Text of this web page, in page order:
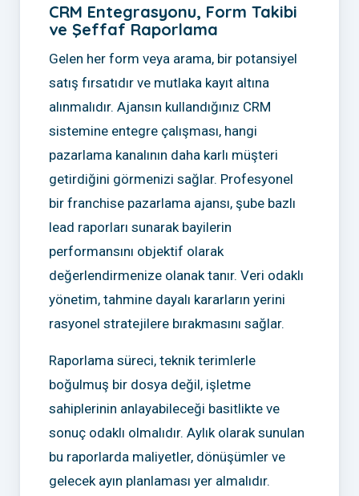
CRM Entegrasyonu, Form Takibi
ve Şeffaf Raporlama
Gelen her form veya arama, bir potansiyel
satış fırsatıdır ve mutlaka kayıt altına
alınmalıdır. Ajansın kullandığınız CRM
sistemine entegre çalışması, hangi
pazarlama kanalının daha karlı müşteri
getirdiğini görmenizi sağlar. Profesyonel
bir franchise pazarlama ajansı, şube bazlı
lead raporları sunarak bayilerin
performansını objektif olarak
değerlendirmenize olanak tanır. Veri odaklı
yönetim, tahmine dayalı kararların yerini
rasyonel stratejilere bırakmasını sağlar.
Raporlama süreci, teknik terimlerle
boğulmuş bir dosya değil, işletme
sahiplerinin anlayabileceği basitlikte ve
sonuç odaklı olmalıdır. Aylık olarak sunulan
bu raporlarda maliyetler, dönüşümler ve
gelecek ayın planlaması yer almalıdır.